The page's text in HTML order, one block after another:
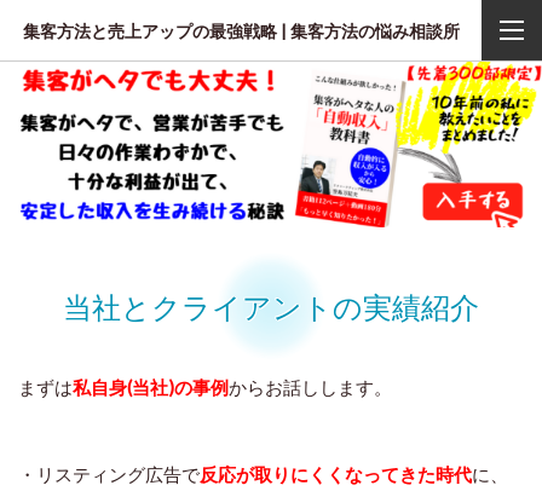
集客方法と売上アップの最強戦略 | 集客方法の悩み相談所
当社とクライアントの実績紹介
まずは私自身(当社)の事例からお話しします。
・リスティング広告で反応が取りにくくなってきた時代に、